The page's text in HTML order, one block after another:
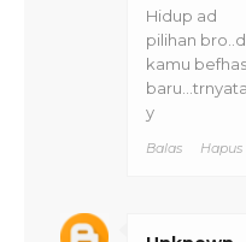
Hidup ad
pilihan
kamu
y
Balas Hapus